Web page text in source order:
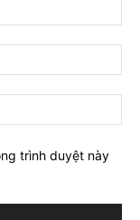
trình duyệt này